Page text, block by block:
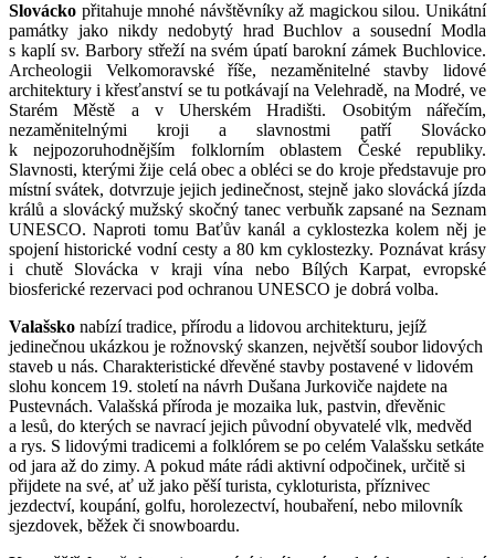
Slovácko přitahuje mnohé návštěvníky až magickou silou. Unikátní
památky jako nikdy nedobytý hrad Buchlov a sousední Modla
s kaplí sv. Barbory střeží na svém úpatí barokní zámek Buchlovice.
Archeologii Velkomoravské říše, nezaměnitelné stavby lidové
architektury i křesťanství se tu potkávají na Velehradě, na Modré, ve
Starém Městě a v Uherském Hradišti. Osobitým nářečím,
nezaměnitelnými kroji a slavnostmi patří Slovácko
k nejpozoruhodnějším folklorním oblastem České republiky.
Slavnosti, kterými žije celá obec a obléci se do kroje představuje pro
místní svátek, dotvrzuje jejich jedinečnost, stejně jako slovácká jízda
králů a slovácký mužský skočný tanec verbuňk zapsané na Seznam
UNESCO. Naproti tomu Baťův kanál a cyklostezka kolem něj je
spojení historické vodní cesty a 80 km cyklostezky. Poznávat krásy
i chutě Slovácka v kraji vína nebo Bílých Karpat, evropské
biosferické rezervaci pod ochranou UNESCO je dobrá volba.
Valašsko nabízí tradice, přírodu a lidovou architekturu, jejíž
jedinečnou ukázkou je rožnovský skanzen, největší soubor lidových
staveb u nás. Charakteristické dřevěné stavby postavené v lidovém
slohu koncem 19. století na návrh Dušana Jurkoviče najdete na
Pustevnách. Valašská příroda je mozaika luk, pastvin, dřevěnic
a lesů, do kterých se navrací jejich původní obyvatelé vlk, medvěd
a rys. S lidovými tradicemi a folklórem se po celém Valašsku setkáte
od jara až do zimy. A pokud máte rádi aktivní odpočinek, určitě si
přijdete na své, ať už jako pěší turista, cykloturista, příznivec
jezdectví, koupání, golfu, horolezectví, houbaření, nebo milovník
sjezdovek, běžek či snowboardu.